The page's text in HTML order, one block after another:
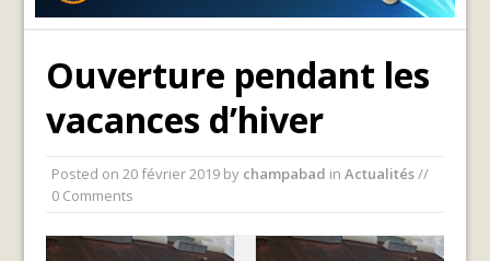
Ouverture pendant les
vacances d’hiver
Posted on20 février 2019 by champabad inActualités//
0 Comments